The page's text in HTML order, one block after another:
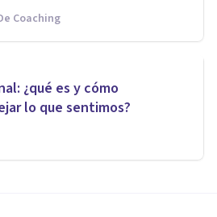
Coaching
¿qué es y cómo
lo que sentimos?